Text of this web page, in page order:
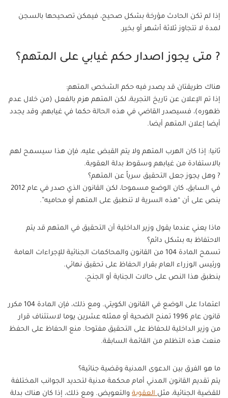
إذا لم تكن الحادث مؤرخة بشكل صحيح، فيمكن تصحيحها بالسجن
لمدة لا تتجاوز ثلاثة أشهر أو بخير.
? متى يجوز اصدار حكم غيابي على المتهم؟
هناك طريقتان قد يصدر فيه حكم الشخص المتهم:
إذا تم الإعلان عن تاريخ التجربة، لكن المتهم هزم بالفعل (من خلال عدم
ظهوره)، فسيصدر القاضي في هذه الحالة حكما في غيابهم، وقد يجدد
أيضا إعلان المتهم أيضا.
ثانيا: إذا كان الهرب المتهم ولا يتم القبض عليه، فإن هذا سيسمح لهم
بالاستفادة من غيابهم وسقوط بدلة العقوبة.
? وهل يجوز جعل التحقيق سرياً عن المتهم؟
في السابق، كان الوضع مسموحا، لكن القانون الذي صدر في عام 2012
ينص على أن “هذه السرية لا تنطبق على المتهم أو محاميه”.
ماذا يعني عندما يقول وزير الداخلية أن التحقيق في المتهم قد يتم
الاحتفاظ به بشكل دائم؟
تسمح المادة 104 من القانون والمحاكمات الجنائية للإجراءات العامة
ورئيس الوزراء العام بقرار الحفاظ على تحقيق نهائي.
ينطبق هذا النص على حالات الجناية أو الجنح،
اعتمادا على الوضع في القانون الكويتي. ومع ذلك، فإن المادة 104 مكرر
قانون عام 1996 تمنح الضحية أو ممثله عشرين يوما لاستئناف قرار
من وزير الداخلية للحفاظ على التحقيق مفتوحا. منع الحفاظ على الحفظ
منعت هذه التظلم من القائمة السابقة.
ما هو الفرق بين الدعوى المدنية وقضية جنائية؟
يتم تقديم القانون المدني أمام محكمة مدنية لتحديد الجوانب المختلفة
للقضية الجنائية، مثل العقوبة والتعويض. ومع ذلك، إذا كان هناك بدلة